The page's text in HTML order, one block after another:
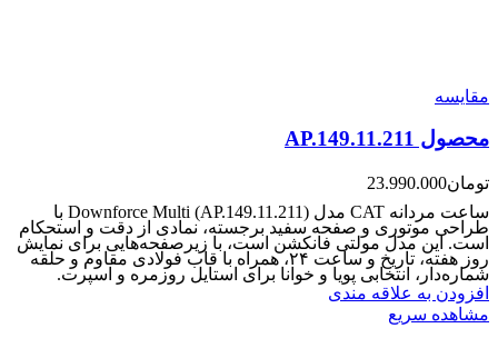
مقایسه
محصول AP.149.11.211
تومان23.990.000
ساعت مردانه CAT مدل Downforce Multi (AP.149.11.211) با
طراحی موتوری و صفحه سفید برجسته، نمادی از دقت و استحکام
است. این مدل مولتی‌ فانکشن است، با زیرصفحه‌هایی برای نمایش
روز هفته، تاریخ و ساعت ۲۴، همراه با قاب فولادی مقاوم و حلقه
شماره‌دار، انتخابی پویا و خوانا برای استایل روزمره و اسپرت‌.
افزودن به علاقه مندی
مشاهده سریع